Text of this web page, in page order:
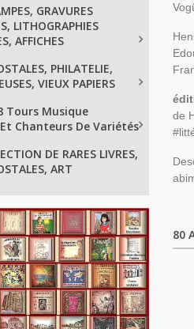
GRAVURES
LITHOGRAPHIES
AFFICHES
PHILATELIE,
VIEUX PAPIERS
Tours Musique
Chanteurs De Variétés
DE RARES LIVRES,
ART
de
80